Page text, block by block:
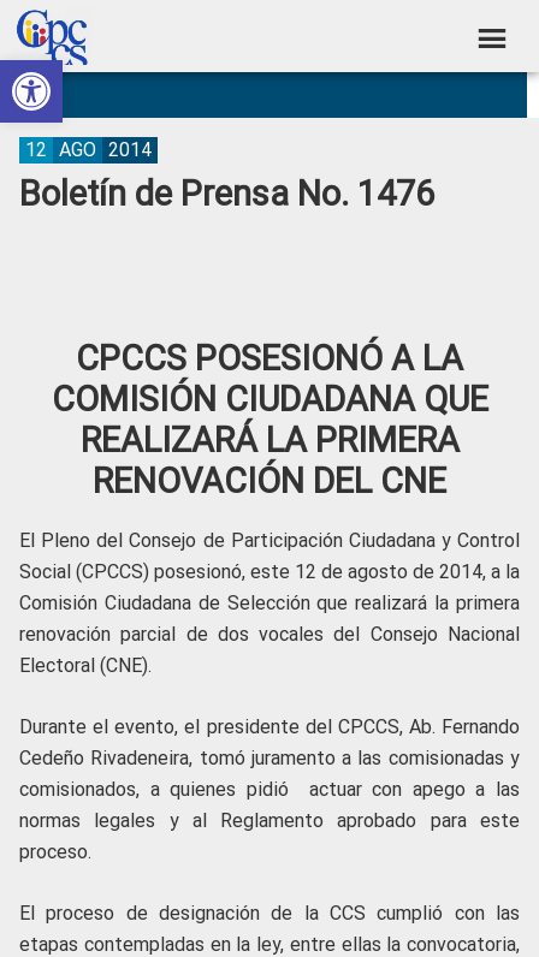
Abrir barra de herramientas
Skip
to
primary
navigation
Skip
to
main
content
Skip
to
primary
sidebar
Skip
to
footer
Consejo
de
Participación
Ciudadana
Construyendo
Poder
Ciudadano
Boletín de Prensa No. 1476
12 AGO 2014
CPCCS POSESIONÓ A LA
COMISIÓN CIUDADANA QUE
REALIZARÁ LA PRIMERA
RENOVACIÓN DEL CNE
El Pleno del Consejo de Participación Ciudadana y Control
Social (CPCCS) posesionó, este 12 de agosto de 2014, a la
Comisión Ciudadana de Selección que realizará la primera
renovación parcial de dos vocales del Consejo Nacional
Electoral (CNE).
Durante el evento, el presidente del CPCCS, Ab. Fernando
Cedeño Rivadeneira, tomó juramento a las comisionadas y
comisionados, a quienes pidió actuar con apego a las
normas legales y al Reglamento aprobado para este
proceso.
El proceso de designación de la CCS cumplió con las
etapas contempladas en la ley, entre ellas la convocatoria,